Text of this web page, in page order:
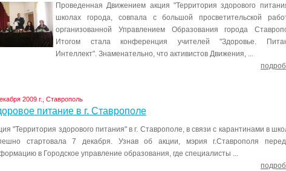
Проведенная Движением акция "Территория здорового
школах города, совпала с большой просветительской
организованной Управлением Образования города
Итогом стала конференция учителей "Здоровье.
Интеллект". Знаменательно, что активистов Движения, ...
2009 г., Ставрополь
питание в г. Ставрополе
"Территория здорового питания" в г. Ставрополе, в связи с карантинами в
стартовала 7 декабря. Узнав об акции, мэрия г.Ставрополя
в Городское управление образования, где специалисты ...